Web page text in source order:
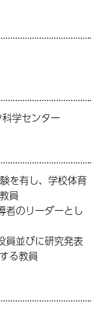
学センター
を有し、学校体育
員
者のリーダーとし
員並びに研究発表
る教員